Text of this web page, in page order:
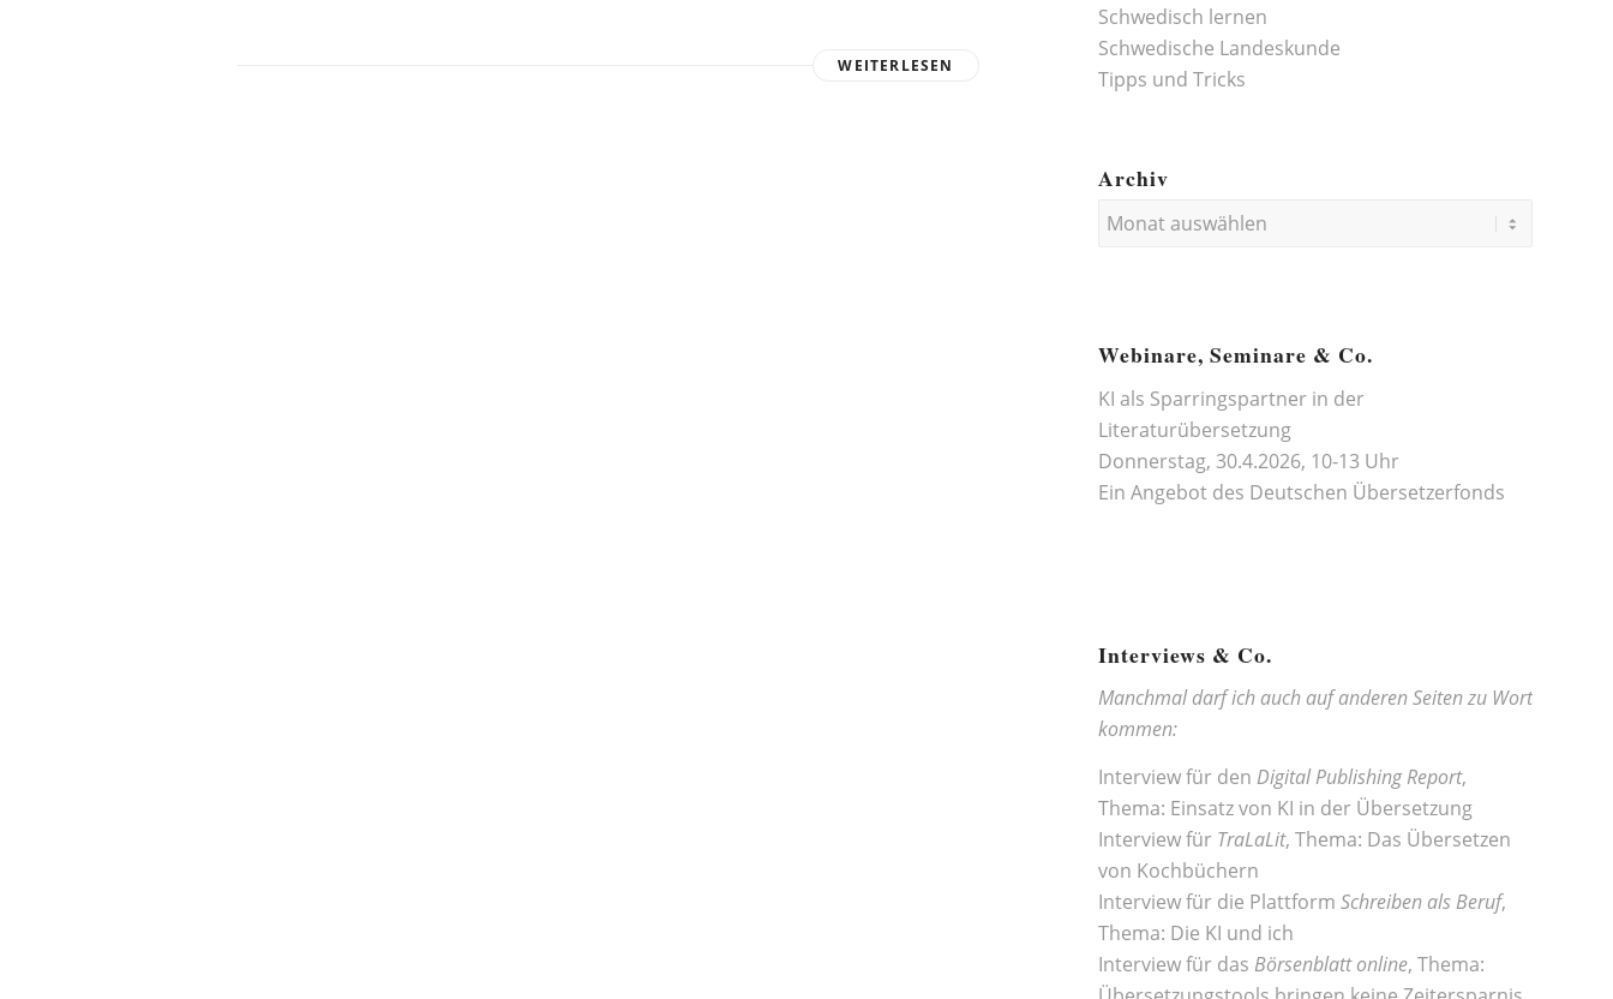
WEITERLESEN
Schwedisch lernen
Schwedische Landeskunde
Tipps und Tricks
Archiv
Webinare, Seminare & Co.
KI als Sparringspartner in der
Literaturübersetzung
Donnerstag, 30.4.2026, 10-13 Uhr
Ein Angebot des Deutschen Übersetzerfonds
Interviews & Co.
Manchmal darf ich auch auf anderen Seiten zu Wort
kommen:
Interview für den Digital Publishing Report,
Thema: Einsatz von KI in der Übersetzung
Interview für TraLaLit, Thema: Das Übersetzen
von Kochbüchern
Interview für die Plattform Schreiben als Beruf,
Thema: Die KI und ich
Interview für das Börsenblatt online, Thema: